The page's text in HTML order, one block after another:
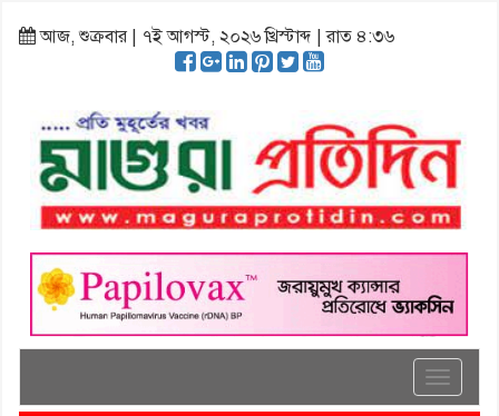
আজ, শুক্রবার | ৭ই আগস্ট, ২০২৬ খ্রিস্টাব্দ | রাত ৪:৩৬
Toggle